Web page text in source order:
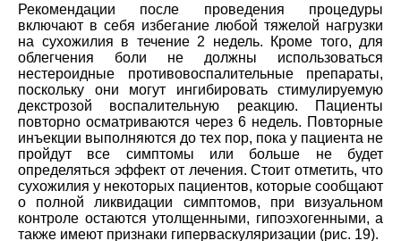
Рекомендации после проведения процедуры
включают в себя избегание любой тяжелой нагрузки
на сухожилия в течение 2 недель. Кроме того, для
облегчения боли не должны использоваться
нестероидные противовоспалительные препараты,
поскольку они могут ингибировать стимулируемую
декстрозой воспалительную реакцию. Пациенты
повторно осматриваются через 6 недель. Повторные
инъекции выполняются до тех пор, пока у пациента не
пройдут все симптомы или больше не будет
определяться эффект от лечения. Стоит отметить, что
сухожилия у некоторых пациентов, которые сообщают
о полной ликвидации симптомов, при визуальном
контроле остаются утолщенными, гипоэхогенными, а
также имеют признаки гиперваскуляризации (рис. 19).